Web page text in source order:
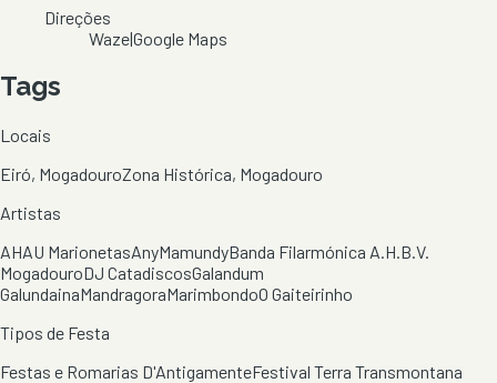
Direções
Waze|Google Maps
Tags
Locais
Eiró, MogadouroZona Histórica, Mogadouro
Artistas
AHAU MarionetasAnyMamundyBanda Filarmónica A.H.B.V.
MogadouroDJ CatadiscosGalandum
GalundainaMandragoraMarimbondoO Gaiteirinho
Tipos de Festa
Festas e Romarias D'AntigamenteFestival Terra Transmontana